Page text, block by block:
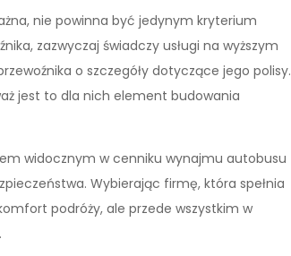
nie powinna być jedynym kryterium
zazwyczaj świadczy usługi na wyższym
o szczegóły dotyczące jego polisy.
jest to dla nich element budowania
widocznym w cenniku wynajmu autobusu
Wybierając firmę, która spełnia
podróży, ale przede wszystkim w